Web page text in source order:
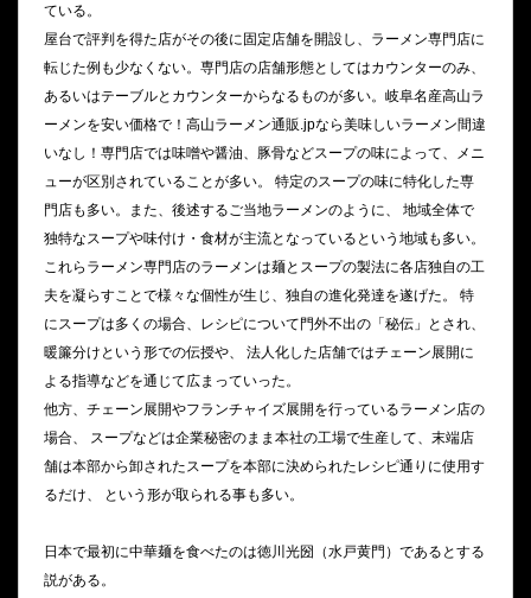
ている。
屋台で評判を得た店がその後に固定店舗を開設し、ラーメン専門店に
転じた例も少なくない。専門店の店舗形態としてはカウンターのみ、
あるいはテーブルとカウンターからなるものが多い。岐阜名産高山ラ
ーメンを安い価格で！高山ラーメン通販.jpなら美味しいラーメン間違
いなし！専門店では味噌や醤油、豚骨などスープの味によって、メニ
ューが区別されていることが多い。 特定のスープの味に特化した専
門店も多い。また、後述するご当地ラーメンのように、 地域全体で
独特なスープや味付け・食材が主流となっているという地域も多い。
これらラーメン専門店のラーメンは麺とスープの製法に各店独自の工
夫を凝らすことで様々な個性が生じ、独自の進化発達を遂げた。 特
にスープは多くの場合、レシピについて門外不出の「秘伝」とされ、
暖簾分けという形での伝授や、 法人化した店舗ではチェーン展開に
よる指導などを通じて広まっていった。
他方、チェーン展開やフランチャイズ展開を行っているラーメン店の
場合、 スープなどは企業秘密のまま本社の工場で生産して、末端店
舗は本部から卸されたスープを本部に決められたレシピ通りに使用す
るだけ、 という形が取られる事も多い。
日本で最初に中華麺を食べたのは徳川光圀（水戸黄門）であるとする
説がある。